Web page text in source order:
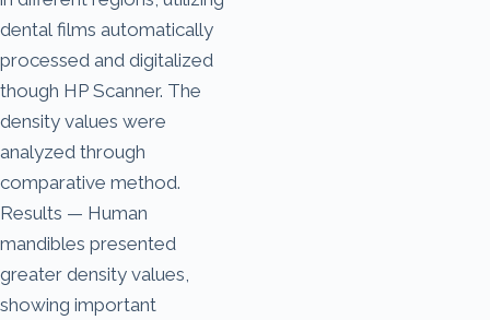
dental films automatically
processed and digitalized
though HP Scanner. The
density values were
analyzed through
comparative method.
Results — Human
mandibles presented
greater density values,
showing important